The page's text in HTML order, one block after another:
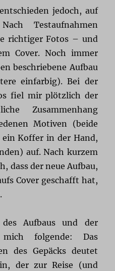
jedoch, auf
Testaufnahmen
richtiger Fotos – und
Cover. Noch immer
beschriebene Aufbau
einfarbig). Bei der
fiel mir plötzlich der
Zusammenhang
Motiven (beide
Koffer in der Hand,
auf. Nach kurzem
dass der neue Aufbau,
Cover geschafft hat,
Aufbaus und der
folgende: Das
des Gepäcks deutet
der zur Reise (und